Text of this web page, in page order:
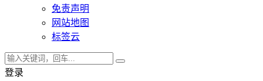
免责声明
网站地图
标签云
登录